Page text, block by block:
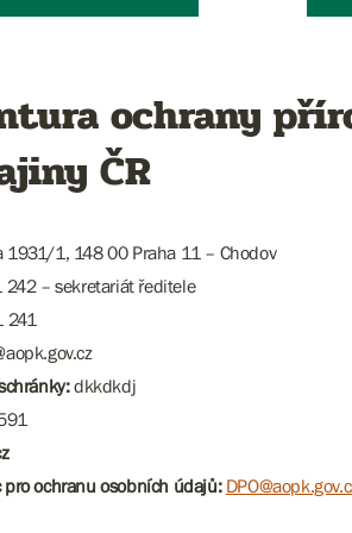
ochrany
ČR
1931/1, 148 00 Praha 11 – Chodov
242 – sekretariát ředitele
241
dkkdkdj
pro ochranu osobních údajů: